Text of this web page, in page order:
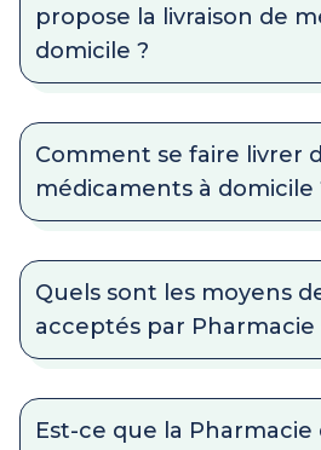
propose la livraison de
domicile ?
Comment se faire livrer
médicaments à domicile
Quels sont les moyens
acceptés par Pharmacie
Est-ce que la Pharmacie